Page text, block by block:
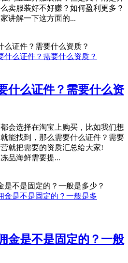
卖服装好不好赚？如何盈利更多？
讲解一下这方面的...
么证件？需要什么资质？
什么证件？需要什么资
选择在淘宝上购买，比如我们想
能找到，那么需要什么证件？需要
营就把需要的资质汇总给大家!
品海鲜需要提...
是不是固定的？一般是多少？
金是不是固定的？一般